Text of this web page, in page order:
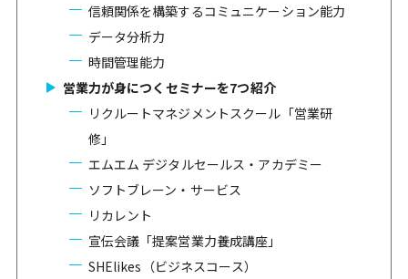
信頼関係を構築するコミュニケーション能力
データ分析力
時間管理能力
営業力が身につくセミナーを7つ紹介
リクルートマネジメントスクール「営業研
修」
エムエム デジタルセールス・アカデミー
ソフトブレーン・サービス
リカレント
宣伝会議「提案営業力養成講座」
SHElikes（ビジネスコース）